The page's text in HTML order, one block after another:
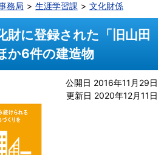
務局 生涯学習課 文化財係
財に登録された「旧山田
か6件の建造物
公開日 2016年11月29日
更新日 2020年12月11日